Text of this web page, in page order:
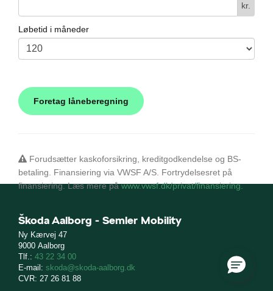
til hurtig
kr.
Løbetid i måneder
Forudsætter kaskoforsikring, kreditgodkendelse og BS-
betaling. Finansiering via VWSF A/S. Fortrydelsesret på
finansiering. Læs mere påwww.vwsf.dk/privat/finansiering.
Škoda Aalborg - Semler Mobility
Ny Kærvej 47
9000 Aalborg
Tlf.: 43 22 34 00
E-mail: skoda@skoda-aalborg.dk
CVR: 27 26 81 88